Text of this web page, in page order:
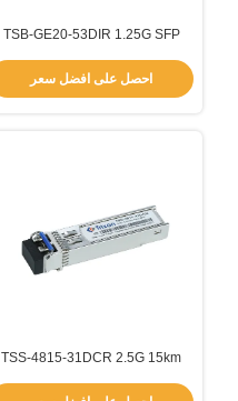
TSB-GE20-53DIR 1.25G SFP
احصل على افضل سعر
TSS-4815-31DCR 2.5G 15km